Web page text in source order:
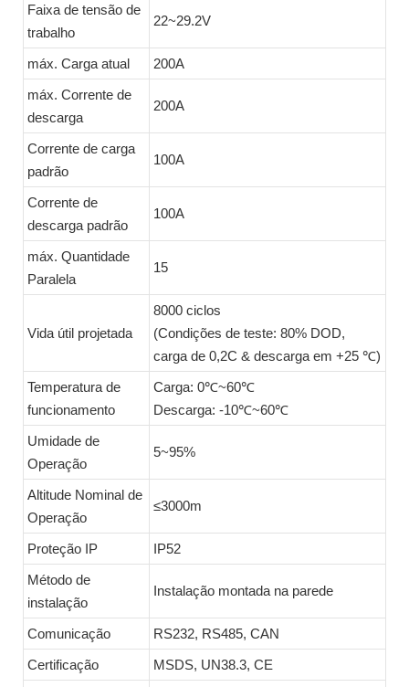
Faixa de tensão de
trabalho
22~29.2V
máx. Carga atual
200A
máx. Corrente de
descarga
200A
Corrente de carga
padrão
100A
Corrente de
descarga padrão
100A
máx. Quantidade
Paralela
15
Vida útil projetada
8000 ciclos
(Condições de teste: 80% DOD,
carga de 0,2C & descarga em +25 ℃)
Temperatura de
funcionamento
Carga: 0℃~60℃
Descarga: -10℃~60℃
Umidade de
Operação
5~95%
Altitude Nominal de
Operação
≤3000m
Proteção IP
IP52
Método de
instalação
Instalação montada na parede
Comunicação
RS232, RS485, CAN
Certificação
MSDS, UN38.3, CE